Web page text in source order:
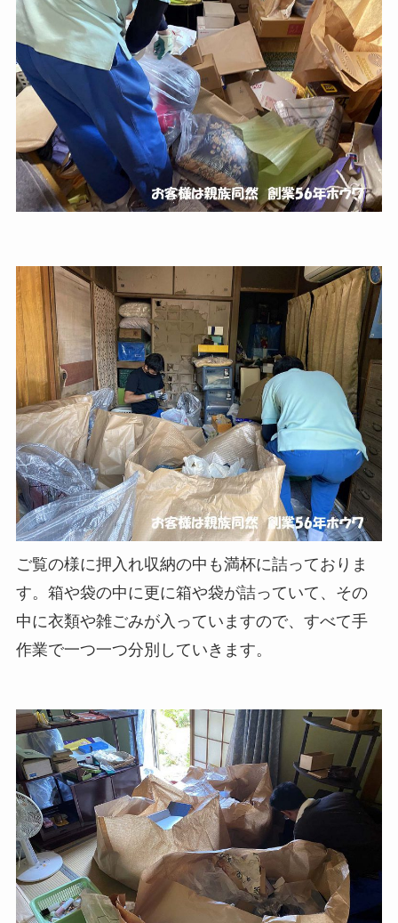
ご覧の様に押入れ収納の中も満杯に詰っておりま
す。箱や袋の中に更に箱や袋が詰っていて、その
中に衣類や雑ごみが入っていますので、すべて手
作業で一つ一つ分別していきます。